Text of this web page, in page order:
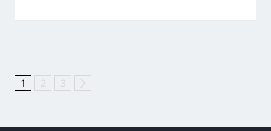
PAGINERING
1 2 3